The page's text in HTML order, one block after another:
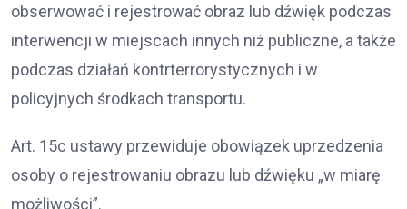
obserwować i rejestrować obraz lub dźwięk podczas
interwencji w miejscach innych niż publiczne, a także
podczas działań kontrterrorystycznych i w
policyjnych środkach transportu.
Art. 15c ustawy przewiduje obowiązek uprzedzenia
osoby o rejestrowaniu obrazu lub dźwięku „w miarę
możliwości”.